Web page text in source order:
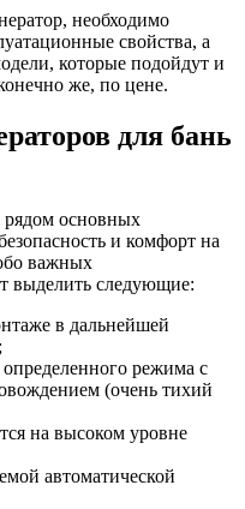
необходимо
свойства, а
которые подойдут и
же, по цене.
для бань
рядом основных
и комфорт на
важных
выделить следующие:
в дальнейшей
режима с
(очень тихий
на высоком уровне
автоматической